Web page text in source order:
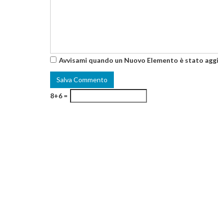
Avvisami quando un Nuovo Elemento è stato
8+6 =